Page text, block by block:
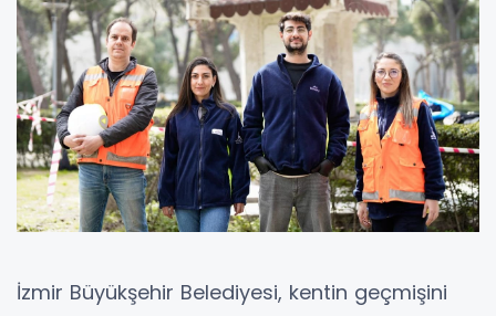
İzmir Büyükşehir Belediyesi, kentin geçmişini